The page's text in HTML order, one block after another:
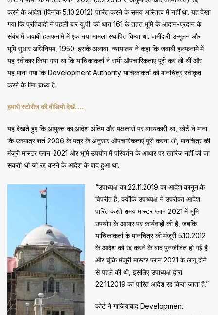
करने के आदेश (दिनांक 5.10.2012) पारित करने के समय अस्तित्व में नहीं था. यह देखा
गया कि प्रतिवादी ने पहली बार यू.पी. की धारा 161 के तहत भूमि के आदान-प्रदान के
संबंध में जवाबी हलफनामे में एक नया मामला स्थापित किया था. जमींदारी उन्मूलन और
भूमि सुधार अधिनियम, 1950. इसके अलावा, न्यायालय ने कहा कि जवाबी हलफनामे में
यह स्वीकार किया गया था कि याचिकाकर्ता ने सभी औपचारिकताएं पूरी कर ली थीं और
यह माना गया कि Development Authority याचिकाकर्ता को मानचित्र स्वीकृत
करने के लिए बाध्य है.
हमारी स्टोरीज की वीडियो देखें….
यह देखते हुए कि आयुक्त का आदेश अंतिम और पक्षकारों पर बाध्यकारी था, कोर्ट ने माना
कि एकमात्र शर्त 2006 के पत्र के अनुसार औपचारिकताएं पूरी करना थी, मानचित्र की
मंजूरी मास्टर प्लान-2021 और भूमि उपयोग में परिवर्तन के आधार पर खारिज नहीं की जा
सकती थी जो रद्द करने के आदेश के बाद हुआ था.
“उपाध्यक्ष का 22.11.2019 का आदेश कानून के
विपरीत है, क्योंकि उपाध्यक्ष ने उपरोक्त आदेश
पारित करते समय मास्टर प्लान 2021 में भूमि
उपयोग के आधार पर कार्यवाही की है, जबकि
याचिकाकर्ता के मानचित्र की मंजूरी 5.10.2012
के आदेश को रद्द करने के बाद पुनर्जीवित हो गई है
और चूंकि मंजूरी मास्टर प्लान 2021 के लागू होने
से पहले की थी, इसलिए उपाध्यक्ष द्वारा
22.11.2019 का पारित आदेश रद्द किया जाता है.”
कोर्ट ने गाजियाबाद Development